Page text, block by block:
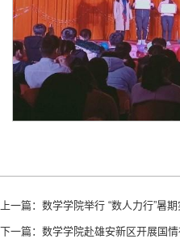
上一篇： 数学学院举行 “数人力行”暑
下一篇： 数学学院赴雄安新区开展国